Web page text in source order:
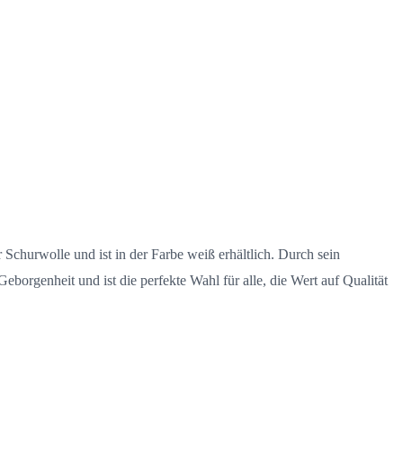
und ist in der Farbe weiß erhältlich. Durch sein
und ist die perfekte Wahl für alle, die Wert auf Qualität